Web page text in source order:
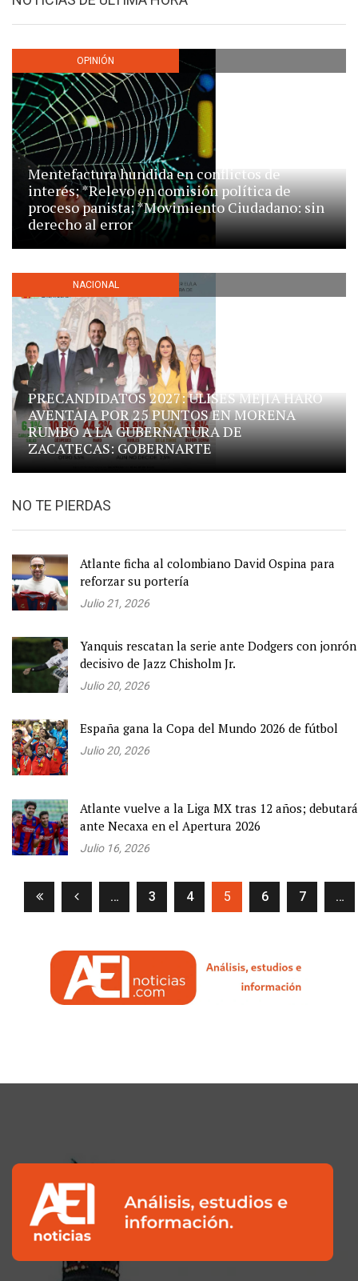
OPINIÓN
Mentefactura hundida en conflictos de
interés; *Relevo en comisión política de
proceso panista; *Movimiento Ciudadano: sin
derecho al error
NACIONAL
PRECANDIDATOS 2027: ULISES MEJÍA HARO
AVENTAJA POR 25 PUNTOS EN MORENA
RUMBO A LA GUBERNATURA DE
ZACATECAS: GOBERNARTE
NO TE PIERDAS
Atlante ficha al colombiano David Ospina para
reforzar su portería
Julio 21, 2026
Yanquis rescatan la serie ante Dodgers con jonrón
decisivo de Jazz Chisholm Jr.
Julio 20, 2026
España gana la Copa del Mundo 2026 de fútbol
Julio 20, 2026
Atlante vuelve a la Liga MX tras 12 años; debutará
ante Necaxa en el Apertura 2026
Julio 16, 2026
… 3 4 5(current)
6 7 …